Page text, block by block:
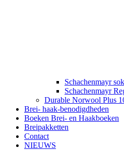
Schachenmayr
Schachenmayr
Durable Norwool Plus
Brei- haak-benodigdheden
Boeken Brei- en Haakboeken
Breipakketten
Contact
NIEUWS